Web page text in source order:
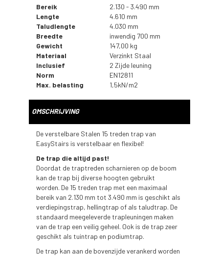
Bereik
2.130 - 3.490 mm
Lengte
4.610 mm
Taludlengte
4.030 mm
Breedte
inwendig 700 mm
Gewicht
147,00 kg
Materiaal
Verzinkt Staal
Inclusief
2 Zijde leuning
Norm
EN12811
Max. belasting
1,5kN/m2
OMSCHRIJVING
Deverstelbare Stalen 15 treden trap van
EasyStairs is verstelbaar en flexibel!
De trap die altijd past!
Doordat de traptreden scharnieren op de boom
kan de trap bij diverse hoogten gebruikt
worden. De 15 treden trap met een maximaal
bereik van 2.130 mm tot 3.490 mm is geschikt als
verdiepingstrap, hellingtrap of als taludtrap. De
standaard meegeleverde trapleuningen maken
van de trap een veilig geheel. Ook is de trap zeer
geschikt als tuintrap en podiumtrap.
De trap kan aan de bovenzijde verankerd worden